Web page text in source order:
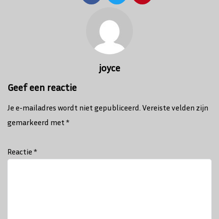
joyce
Geef een reactie
Je e-mailadres wordt niet gepubliceerd. Vereiste velden zijn
gemarkeerd met *
Reactie *